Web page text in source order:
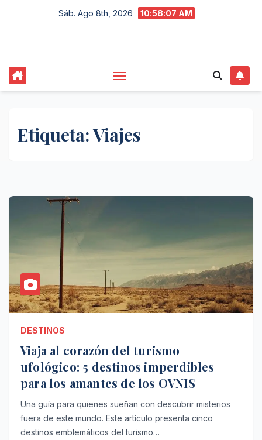
Sáb. Ago 8th, 2026 10:58:08 AM
Etiqueta:Viajes
DESTINOS
Viaja al corazón del turismo
ufológico: 5 destinos imperdibles
para los amantes de los OVNIS
Una guía para quienes sueñan con descubrir misterios
fuera de este mundo. Este artículo presenta cinco
destinos emblemáticos del turismo…